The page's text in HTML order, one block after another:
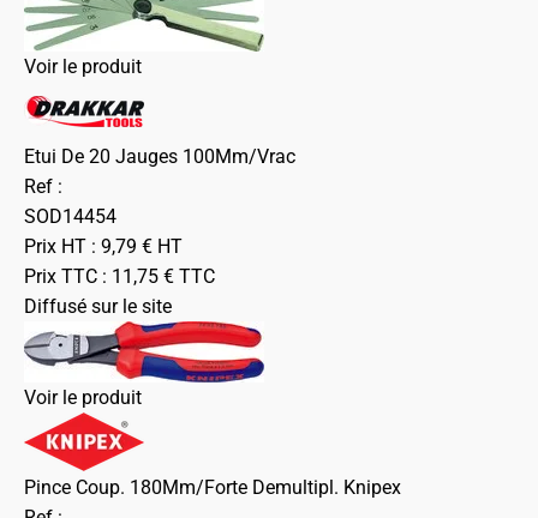
Voir le produit
Etui De 20 Jauges 100Mm/Vrac
Ref :
SOD14454
Prix HT : 9,79 € HT
Prix TTC : 11,75 € TTC
Diffusé sur le site
Voir le produit
Pince Coup. 180Mm/Forte Demultipl. Knipex